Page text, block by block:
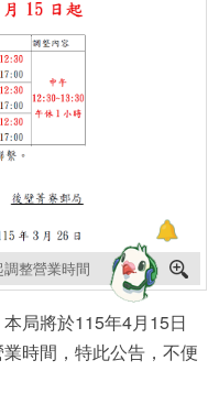
整營業時間
局將於115年4月15日
時間，特此公告，不便